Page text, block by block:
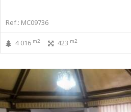
Ref.: MC09736
4 016 m2 423 m2